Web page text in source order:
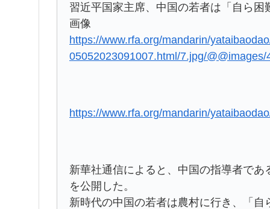
習近平国家主席、中国の若者は「自ら
画像
https://www.rfa.org/mandarin/
05052023091007.html/7.jpg/
https://www.rfa.org/mandarin/
新華社通信によると、中国の指導者で
を公開した。
新時代の中国の若者は農村に行き、「